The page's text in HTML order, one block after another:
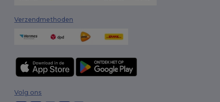
Verzendmethoden
Volg ons